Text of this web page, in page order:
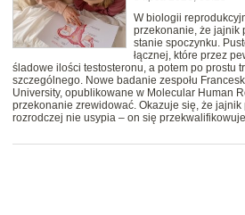
W biologii
przekonanie, że jajnik
stanie spoczynku.
łącznej, które przez
śladowe ilości testosteronu, a potem po prostu
szczególnego. Nowe badanie zespołu
University, opublikowane w Molecular Human
przekonanie zrewidować. Okazuje się, że
rozrodczej nie usypia – on się